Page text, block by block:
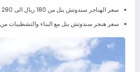
سعر الهناجر سندوتش بنل من 180 ريال الى 280 ريال للمتر مربع
سعر هنجر سندوتش بنل مع البناء والتشطيبات من 350 ريال الى 430 ريال